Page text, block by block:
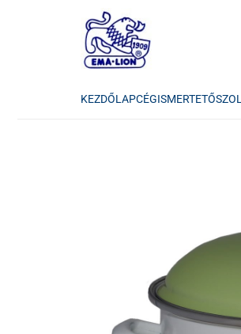
KEZDŐLAPCÉGISMERTETŐ